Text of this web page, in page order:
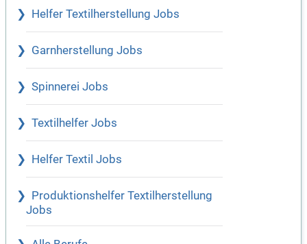
Helfer Textilherstellung Jobs
Garnherstellung Jobs
Spinnerei Jobs
Textilhelfer Jobs
Helfer Textil Jobs
Produktionshelfer Textilherstellung
Jobs